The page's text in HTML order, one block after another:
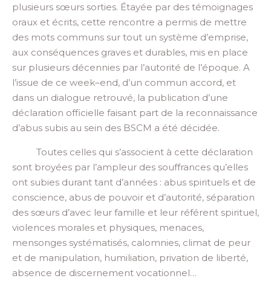
plusieurs sœurs sorties. Étayée par des témoignages
oraux et écrits, cette rencontre a permis de mettre
des mots communs sur tout un système d’emprise,
aux conséquences graves et durables, mis en place
sur plusieurs décennies par l’autorité de l’époque. A
l’issue de ce week–end, d’un commun accord, et
dans un dialogue retrouvé, la publication d’une
déclaration officielle faisant part de la reconnaissance
d’abus subis au sein des BSCM a été décidée.
Toutes celles qui s’associent à cette déclaration
sont broyées par l’ampleur des souffrances qu’elles
ont subies durant tant d’années : abus spirituels et de
conscience, abus de pouvoir et d’autorité, séparation
des sœurs d’avec leur famille et leur référent spirituel,
violences morales et physiques, menaces,
mensonges systématisés, calomnies, climat de peur
et de manipulation, humiliation, privation de liberté,
absence de discernement vocationnel…